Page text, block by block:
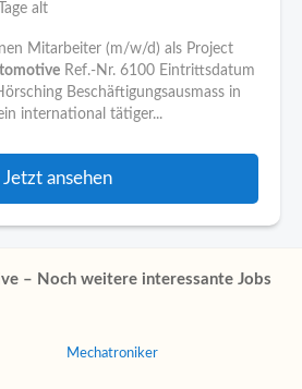
alt
Mitarbeiter (m/w/d) als Project
Ref.-Nr. 6100 Eintrittsdatum
Beschäftigungsausmass in
international tätiger...
Jetzt ansehen
– Noch weitere interessante Jobs
Mechatroniker